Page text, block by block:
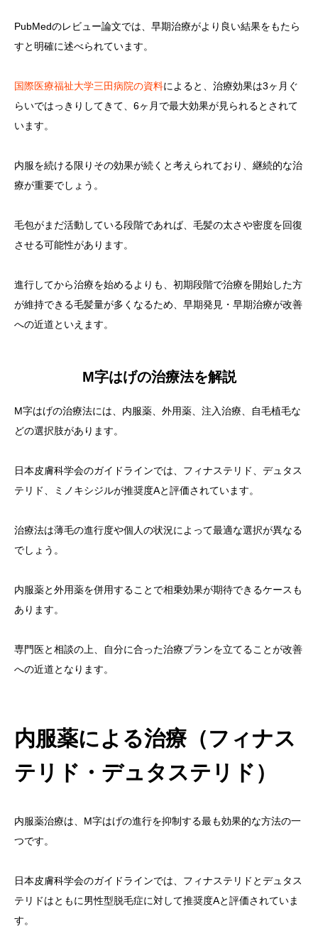
PubMedのレビュー論文では、早期治療がより良い結果をもたら
すと明確に述べられています。
国際医療福祉大学三田病院の資料によると、治療効果は3ヶ月ぐ
らいではっきりしてきて、6ヶ月で最大効果が見られるとされて
います。
内服を続ける限りその効果が続くと考えられており、継続的な治
療が重要でしょう。
毛包がまだ活動している段階であれば、毛髪の太さや密度を回復
させる可能性があります。
進行してから治療を始めるよりも、初期段階で治療を開始した方
が維持できる毛髪量が多くなるため、早期発見・早期治療が改善
への近道といえます。
M字はげの治療法を解説
M字はげの治療法には、内服薬、外用薬、注入治療、自毛植毛な
どの選択肢があります。
日本皮膚科学会のガイドラインでは、フィナステリド、デュタス
テリド、ミノキシジルが推奨度Aと評価されています。
治療法は薄毛の進行度や個人の状況によって最適な選択が異なる
でしょう。
内服薬と外用薬を併用することで相乗効果が期待できるケースも
あります。
専門医と相談の上、自分に合った治療プランを立てることが改善
への近道となります。
内服薬による治療（フィナス
テリド・デュタステリド）
内服薬治療は、M字はげの進行を抑制する最も効果的な方法の一
つです。
日本皮膚科学会のガイドラインでは、フィナステリドとデュタス
テリドはともに男性型脱毛症に対して推奨度Aと評価されていま
す。